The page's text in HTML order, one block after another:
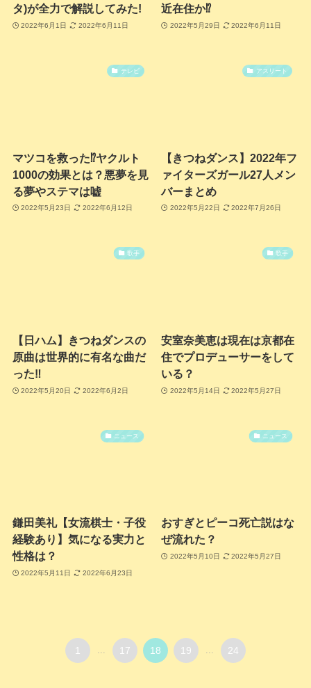
タ)が全力で解説してみた!
2022年6月1日 2022年6月11日
近在住か⁉
2022年5月29日 2022年6月11日
テレビ
マツコを救った⁉ヤクルト
1000の効果とは？悪夢を見
る夢やステマは嘘
2022年5月23日 2022年6月12日
アスリート
【きつねダンス】2022年フ
ァイターズガール27人メン
バーまとめ
2022年5月22日 2022年7月26日
歌手
【日ハム】きつねダンスの
原曲は世界的に有名な曲だ
った‼
2022年5月20日 2022年6月2日
歌手
安室奈美恵は現在は京都在
住でプロデューサーをして
いる？
2022年5月14日 2022年5月27日
ニュース
鎌田美礼【女流棋士・子役
経験あり】気になる実力と
性格は？
2022年5月11日 2022年6月23日
ニュース
おすぎとピーコ死亡説はな
ぜ流れた？
2022年5月10日 2022年5月27日
1 ... 17 18 19 ... 24